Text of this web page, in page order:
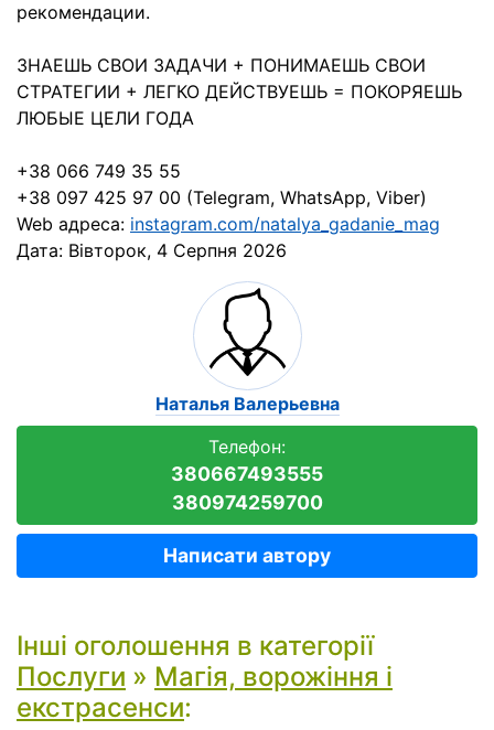
рекомендации.
ЗНАЕШЬ СВОИ ЗАДАЧИ + ПОНИМАЕШЬ СВОИ
СТРАТЕГИИ + ЛЕГКО ДЕЙСТВУЕШЬ = ПОКОРЯЕШЬ
ЛЮБЫЕ ЦЕЛИ ГОДА
+38 066 749 35 55
+38 097 425 97 00 (Telegram, WhatsApp, Viber)
Web адреса: instagram.com/natalya_gadanie_mag
Дата: Вівторок, 4 Серпня 2026
Наталья Валерьевна
Телефон:
380667493555
380974259700
Написати автору
Інші оголошення в категорії
Послуги » Магія, ворожіння і
екстрасенси: